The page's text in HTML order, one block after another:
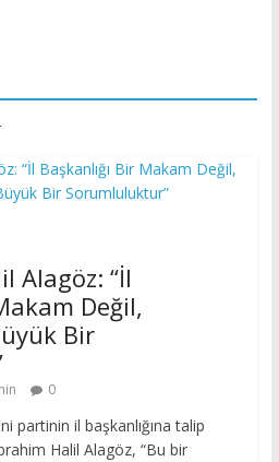
Alagöz: “İl
Değil,
Bir
0
partinin il başkanlığına talip
Halil Alagöz, “Bu bir